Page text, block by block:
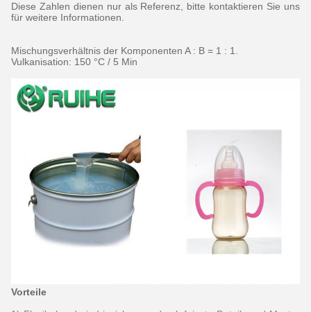
Diese Zahlen dienen nur als Referenz, bitte kontaktieren Sie uns
für weitere Informationen.
Mischungsverhältnis der Komponenten A : B = 1 : 1.
Vulkanisation: 150 °C / 5 Min
Vorteile